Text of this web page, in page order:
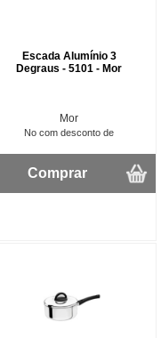
Escada Alumínio 3
Degraus - 5101 - Mor
Mor
No com desconto de
Comprar